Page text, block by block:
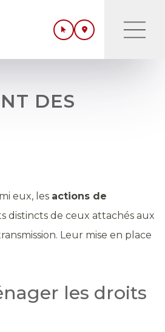
DES
eux, les actions de
distincts de ceux attachés aux
Leur mise en place
les droits